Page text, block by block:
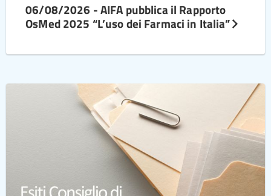
06/08/2026 - AIFA pubblica il Rapporto
OsMed 2025 “L’uso dei Farmaci in Italia”